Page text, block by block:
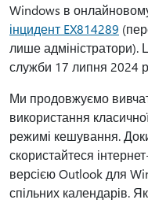
Windows в
інцидент EX814289
лише адміністратори).
служби 17 липня 2024
Ми продовжуємо
використання
режимі кешування.
скористайтеся
версією Outlook для
спільних календарів.